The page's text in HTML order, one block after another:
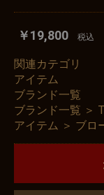
￥19,800 税込
関連カテゴリ
アイテム
ブランド一覧
ブランド一覧 ＞
アイテム ＞ ブロ